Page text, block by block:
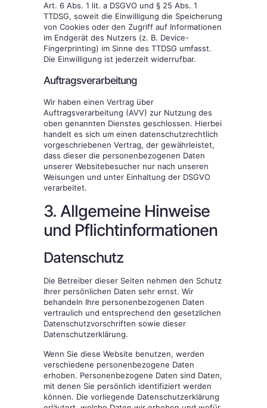
Art. 6 Abs. 1 lit. a DSGVO und § 25 Abs. 1
TTDSG, soweit die Einwilligung die Speicherung
von Cookies oder den Zugriff auf Informationen
im Endgerät des Nutzers (z. B. Device-
Fingerprinting) im Sinne des TTDSG umfasst.
Die Einwilligung ist jederzeit widerrufbar.
Auftragsverarbeitung
Wir haben einen Vertrag über
Auftragsverarbeitung (AVV) zur Nutzung des
oben genannten Dienstes geschlossen. Hierbei
handelt es sich um einen datenschutzrechtlich
vorgeschriebenen Vertrag, der gewährleistet,
dass dieser die personenbezogenen Daten
unserer Websitebesucher nur nach unseren
Weisungen und unter Einhaltung der DSGVO
verarbeitet.
3. Allgemeine Hinweise
und Pflicht­informationen
Datenschutz
Die Betreiber dieser Seiten nehmen den Schutz
Ihrer persönlichen Daten sehr ernst. Wir
behandeln Ihre personenbezogenen Daten
vertraulich und entsprechend den gesetzlichen
Datenschutzvorschriften sowie dieser
Datenschutzerklärung.
Wenn Sie diese Website benutzen, werden
verschiedene personenbezogene Daten
erhoben. Personenbezogene Daten sind Daten,
mit denen Sie persönlich identifiziert werden
können. Die vorliegende Datenschutzerklärung